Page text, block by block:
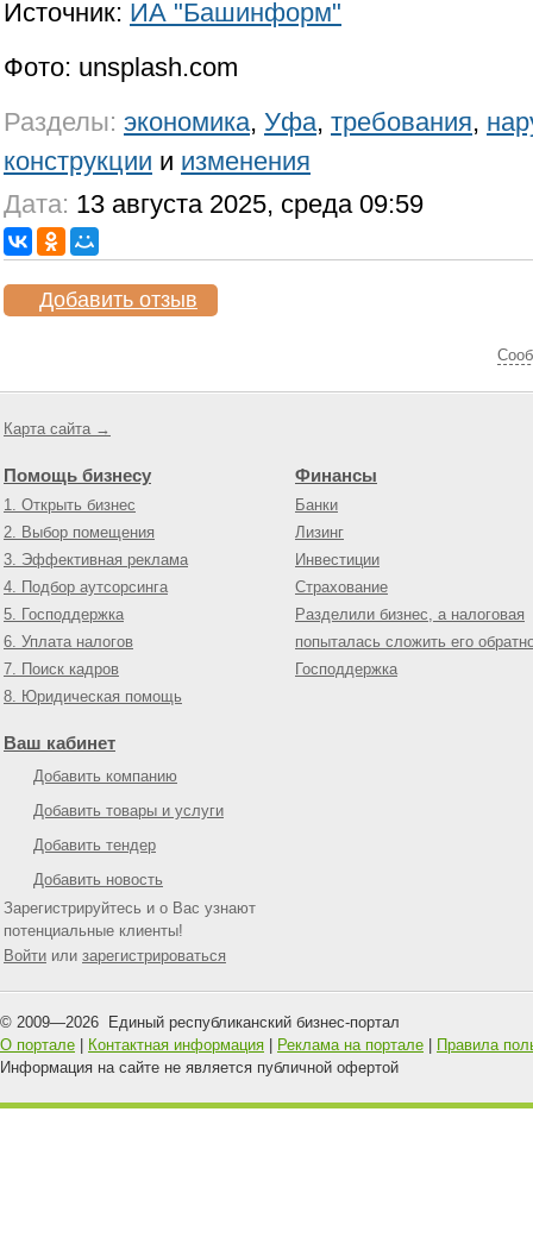
Источник: ИА "Башинформ"
Фото: unsplash.com
Разделы: экономика, Уфа, требования,
конструкции и изменения
Дата: 13 августа 2025, среда 09:59
Добавить отзыв
Карта сайта →
Помощь бизнесу
1. Открыть бизнес
2. Выбор помещения
3. Эффективная реклама
4. Подбор аутсорсинга
5. Господдержка
6. Уплата налогов
7. Поиск кадров
8. Юридическая помощь
Финансы
Банки
Лизинг
Инвестиции
Страхование
Разделили бизнес, а налоговая
попыталась сложить его
Господдержка
Ваш кабинет
Добавить компанию
Добавить товары и услуги
Добавить тендер
Добавить новость
Зарегистрируйтесь и о Вас узнают
потенциальные клиенты!
Войти или зарегистрироваться
© 2009—2026 Единый республиканский бизнес-портал
О портале
Контактная информация Реклама на портале
Правила
Информация на сайте не является публичной офертой